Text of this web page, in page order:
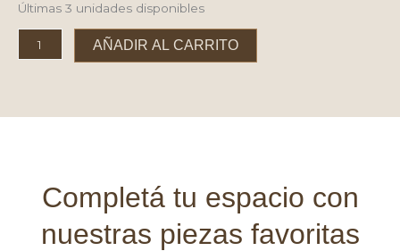
Últimas 3 unidades disponibles
Florero
Clásico
cantidad
AÑADIR AL CARRITO
Completá tu espacio con
nuestras piezas favoritas